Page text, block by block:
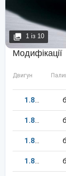
1 із 10
Модифікації
Двигун
1.8182
1.8192
1.8143
1.8143